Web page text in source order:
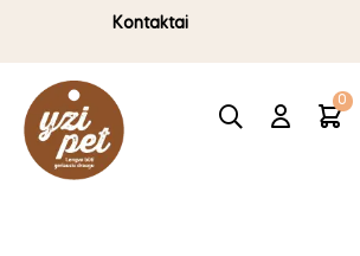
Kontaktai
0